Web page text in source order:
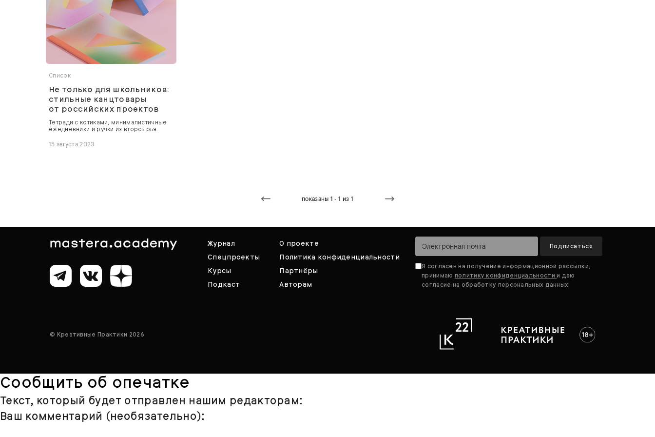
Список
Не только для школьников:
стильные канцтовары
от российских проектов
Тетради с котиками, минималистичные
ежедневники и ручки из вторсырья.
15 августа 2023
показаны 1 - 1 из 1
Журнал
Спецпроекты
Курсы
Подкаст
О проекте
Политика конфиденциальности
Партнёры
Авторам
Подписаться
Я согласен на получение информационной рассылки,
принимаю политику конфиденциальностии даю
согласие на обработку персональных данных
© Креативные Практики 2026
Сообщить об опечатке
Текст, который будет отправлен нашим редакторам:
Ваш комментарий (необязательно):